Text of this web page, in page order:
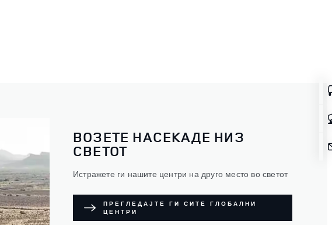
ВОЗЕТЕ НАСЕКАДЕ НИЗ
СВЕТОТ
Истражете ги нашите центри на друго место во светот
ПРЕГЛЕДАЈТЕ ГИ СИТЕ ГЛОБАЛНИ
ЦЕНТРИ